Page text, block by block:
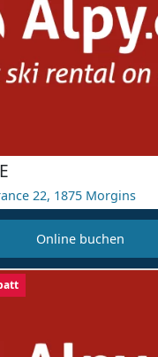
22, 1875 Morgins
Online buchen